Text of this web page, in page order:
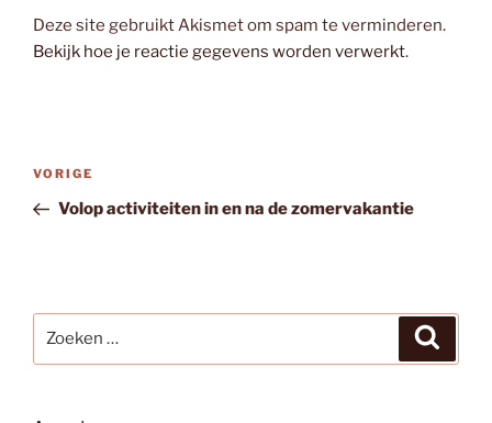
Deze site gebruikt Akismet om spam te verminderen.
Bekijk hoe je reactie gegevens worden verwerkt.
Bericht
Vorig
bericht
VORIGE
Volop activiteiten in en na de zomervakantie
naar: